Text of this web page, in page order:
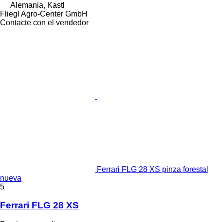
Alemania, Kastl
Fliegl Agro-Center GmbH
Contacte con el vendedor
Ferrari FLG 28 XS pinza forestal
nueva
5
Ferrari FLG 28 XS